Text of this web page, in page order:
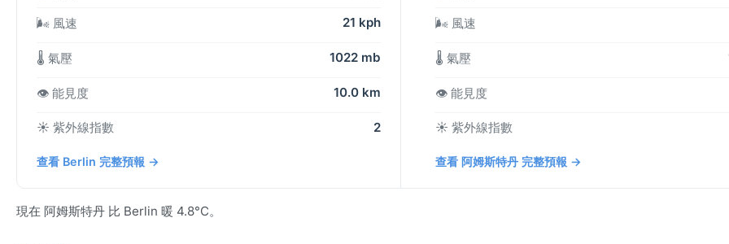
🌬️ 風速 21 kph
🌡️ 氣壓 1022 mb
👁️ 能見度 10.0 km
☀️ 紫外線指數 2
查看 Berlin 完整預報 →
🌬️ 風速
🌡️ 氣壓
👁️ 能見度
☀️ 紫外線指數
查看 阿姆斯特丹 完整預報 →
現在 阿姆斯特丹 比 Berlin 暖 4.8°C。